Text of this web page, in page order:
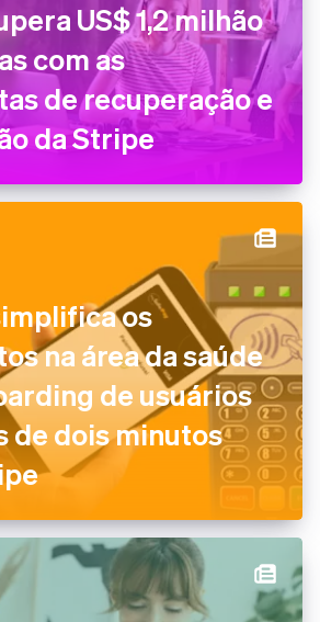
US$ 1,2 milhão
com as
de recuperação e
da Stripe
os
na área da saúde
de usuários
de dois minutos